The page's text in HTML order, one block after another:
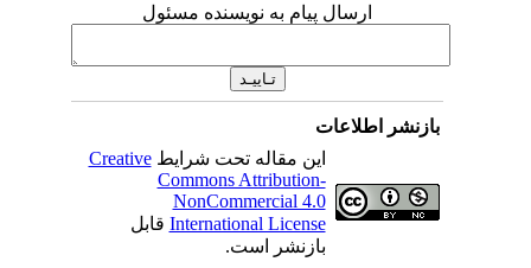
ارسال پیام به نویسنده مسئول
بازنشر اطلاعات
این مقاله تحت شرایطCreative
Commons Attribution-
NonCommercial 4.0
International Licenseقابل
بازنشر است.